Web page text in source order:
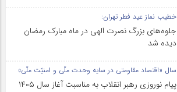
خطیب نماز عید فطر تهران:
جلوه‌های بزرگ نصرت الهی در ماه مبارک رمضان
دیده شد
سال «اقتصاد مقاومتی در سایه وحدت ملّی و امنیّت ملّی»
پیام نوروزی رهبر انقلاب به مناسبت آغاز سال ۱۴۰۵